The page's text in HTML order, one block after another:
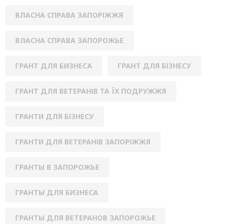
ВЛАСНА СПРАВА ЗАПОРІЖЖЯ
ВЛАСНА СПРАВА ЗАПОРОЖЬЕ
ГРАНТ ДЛЯ БИЗНЕСА ГРАНТ ДЛЯ БІЗНЕСУ
ГРАНТ ДЛЯ ВЕТЕРАНІВ ТА ЇХ ПОДРУЖЖЯ
ГРАНТИ ДЛЯ БІЗНЕСУ
ГРАНТИ ДЛЯ ВЕТЕРАНІВ ЗАПОРІЖЖЯ
ГРАНТЫ В ЗАПОРОЖЬЕ
ГРАНТЫ ДЛЯ БИЗНЕСА
ГРАНТЫ ДЛЯ ВЕТЕРАНОВ ЗАПОРОЖЬЕ